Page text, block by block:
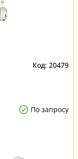
20479
По запросу